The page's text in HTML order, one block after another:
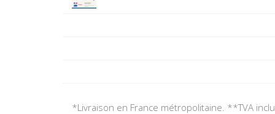
*Livraison en France métropolitaine. **TVA